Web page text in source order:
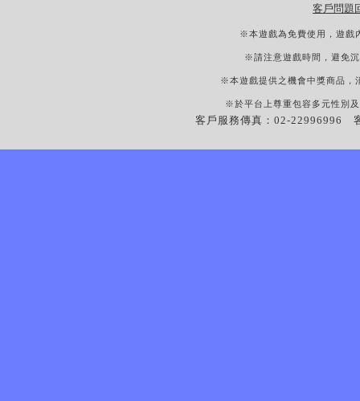
客戶問題
※本遊戲為免費使用，遊戲
※請注意遊戲時間，避免
※本遊戲提供之機會中獎商品，
※於平台上尊重包容多元性別
客戶服務傳真：02-22996996